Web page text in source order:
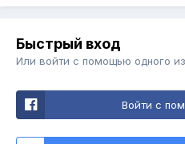
Быстрый вход
Или войти с помощью одного
Войти с